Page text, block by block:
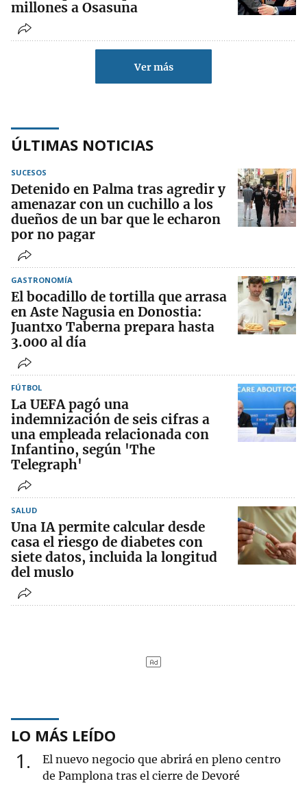
millones a Osasuna
Ver más
ÚLTIMAS NOTICIAS
SUCESOS
Detenido en Palma tras agredir y
amenazar con un cuchillo a los
dueños de un bar que le echaron
por no pagar
GASTRONOMÍA
El bocadillo de tortilla que arrasa
en Aste Nagusia en Donostia:
Juantxo Taberna prepara hasta
3.000 al día
FÚTBOL
La UEFA pagó una
indemnización de seis cifras a
una empleada relacionada con
Infantino, según 'The
Telegraph'
SALUD
Una IA permite calcular desde
casa el riesgo de diabetes con
siete datos, incluida la longitud
del muslo
LO MÁS LEÍDO
1
El nuevo negocio que abrirá en pleno centro
de Pamplona tras el cierre de Devoré